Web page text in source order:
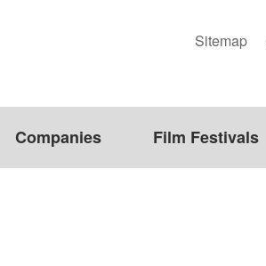
Sitemap
Companies Film Festivals